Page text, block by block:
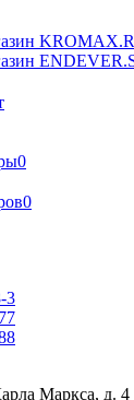
0
0
3
Маркса, д. 4